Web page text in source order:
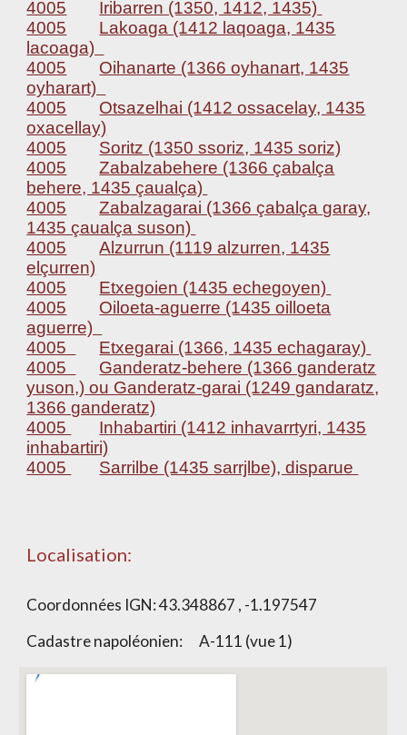
4005
Iribarren (1350, 1412, 1435)
4005
Lakoaga (1412 laqoaga, 1435
lacoaga)
4005
Oihanarte (1366 oyhanart, 1435
oyharart)
4005
Otsazelhai (1412 ossacelay, 1435
oxacellay)
4005
Soritz (1350 ssoriz, 1435 soriz)
4005
Zabalzabehere (1366 çabalça
behere, 1435 çaualça)
4005
Zabalzagarai (1366 çabalça garay,
1435 çaualça suson)
4005
Alzurrun (1119 alzurren, 1435
elçurren)
4005
Etxegoien (1435 echegoyen)
4005
Oiloeta-aguerre (1435 oilloeta
aguerre)
4005
Etxegarai (1366, 1435 echagaray)
4005
Ganderatz-behere (1366 ganderatz
yuson,) ou Ganderatz-garai (1249 gandaratz,
1366 ganderatz)
4005
Inhabartiri (1412 inhavarrtyri, 1435
inhabartiri)
4005
Sarrilbe (1435 sarrjlbe), disparue
Localisation:
Coordonnées IGN:43.348867 , -1.197547
Cadastre napoléonien:
A-111 (vue 1)